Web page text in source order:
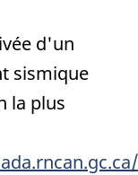
d'un
sismique
la plus